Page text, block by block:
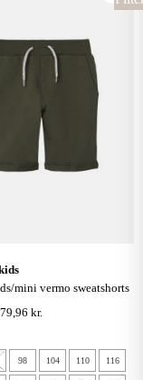
79,96 kr.
98 104 110 116